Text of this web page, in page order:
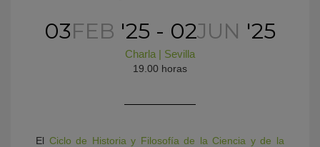
03FEB '25 - 02JUN '25
Charla | Sevilla
19.00 horas
El Ciclo de Historia y Filosofía de la Ciencia y de la